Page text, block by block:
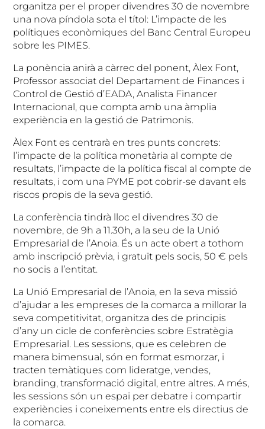
organitza per el proper divendres 30 de novembre
una nova píndola sota el títol: L’impacte de les
polítiques econòmiques del Banc Central Europeu
sobre les PIMES.
La ponència anirà a càrrec del ponent, Àlex Font,
Professor associat del Departament de Finances i
Control de Gestió d’EADA, Analista Financer
Internacional, que compta amb una àmplia
experiència en la gestió de Patrimonis.
Àlex Font es centrarà en tres punts concrets:
l’impacte de la política monetària al compte de
resultats, l’impacte de la política fiscal al compte de
resultats, i com una PYME pot cobrir-se davant els
riscos propis de la seva gestió.
La conferència tindrà lloc el divendres 30 de
novembre, de 9h a 11.30h, a la seu de la Unió
Empresarial de l’Anoia. És un acte obert a tothom
amb inscripció prèvia, i gratuït pels socis, 50 € pels
no socis a l’entitat.
La Unió Empresarial de l’Anoia, en la seva missió
d’ajudar a les empreses de la comarca a millorar la
seva competitivitat, organitza des de principis
d’any un cicle de conferències sobre Estratègia
Empresarial. Les sessions, que es celebren de
manera bimensual, són en format esmorzar, i
tracten temàtiques com lideratge, vendes,
branding, transformació digital, entre altres. A més,
les sessions són un espai per debatre i compartir
experiències i coneixements entre els directius de
la comarca.